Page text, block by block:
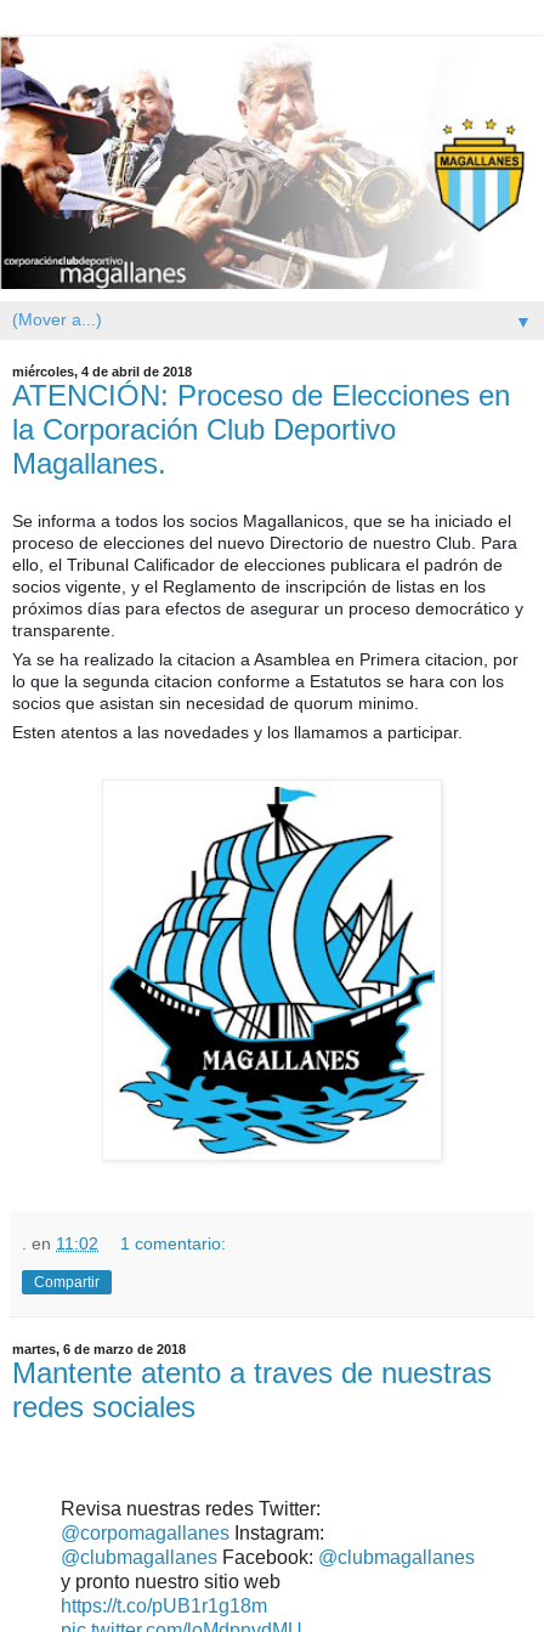
▼
miércoles, 4 de abril de 2018
ATENCIÓN: Proceso de Elecciones en
la Corporación Club Deportivo
Magallanes.
Se informa a todos los socios Magallanicos, que se ha iniciado el
proceso de elecciones del nuevo Directorio de nuestro Club. Para
ello, el Tribunal Calificador de elecciones publicara el padrón de
socios vigente, y el Reglamento de inscripción de listas en los
próximos días para efectos de asegurar un proceso democrático y
transparente.
Ya se ha realizado la citacion a Asamblea en Primera citacion, por
lo que la segunda citacion conforme a Estatutos se hara con los
socios que asistan sin necesidad de quorum minimo.
Esten atentos a las novedades y los llamamos a participar.
en 11:02 1 comentario:
Compartir
martes, 6 de marzo de 2018
Mantente atento a traves de nuestras
redes sociales
Revisa nuestras redes Twitter:
@corpomagallanes Instagram:
@clubmagallanes Facebook: @clubmagallanes
y pronto nuestro sitio web
https://t.co/pUB1r1g18m